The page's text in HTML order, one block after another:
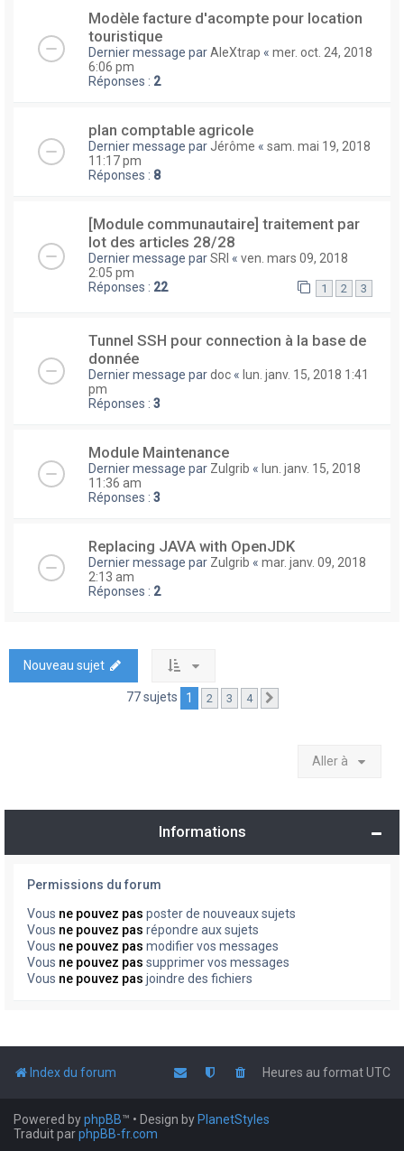
Modèle facture d'acompte pour location
touristique
Dernier message parAleXtrap « mer. oct. 24, 2018
6:06 pm
Réponses : 2
plan comptable agricole
Dernier message par Jérôme « sam. mai 19, 2018
11:17 pm
Réponses : 8
[Module communautaire] traitement par
lot des articles 28/28
Dernier message parSRI « ven. mars 09, 2018
2:05 pm
Réponses : 22 1 2 3
Tunnel SSH pour connection à la base de
donnée
Dernier message pardoc « lun. janv. 15, 2018 1:41
pm
Réponses : 3
Module Maintenance
Dernier message par Zulgrib « lun. janv. 15, 2018
11:36 am
Réponses : 3
Replacing JAVA with OpenJDK
Dernier message par Zulgrib « mar. janv. 09, 2018
2:13 am
Réponses : 2
Nouveau sujet
77 sujets 1 2 3 4
Aller à
Informations
Permissions du forum
Vous ne pouvez pas poster de nouveaux sujets
Vous ne pouvez pas répondre aux sujets
Vous ne pouvez pas modifier vos messages
Vous ne pouvez pas supprimer vos messages
Vous ne pouvez pas joindre des fichiers
Index du forum Heures au formatUTC
Powered byphpBB™ • Design by PlanetStyles
Traduit parphpBB-fr.com